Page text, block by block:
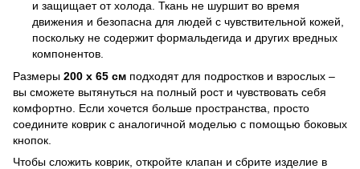
и защищает от холода. Ткань не шуршит во время
движения и безопасна для людей с чувствительной кожей,
поскольку не содержит формальдегида и других вредных
компонентов.
Размеры 200 х 65 см подходят для подростков и взрослых –
вы сможете вытянуться на полный рост и чувствовать себя
комфортно. Если хочется больше пространства, просто
соедините коврик с аналогичной моделью с помощью боковых
кнопок.
Чтобы сложить коврик, откройте клапан и сбрите изделие в